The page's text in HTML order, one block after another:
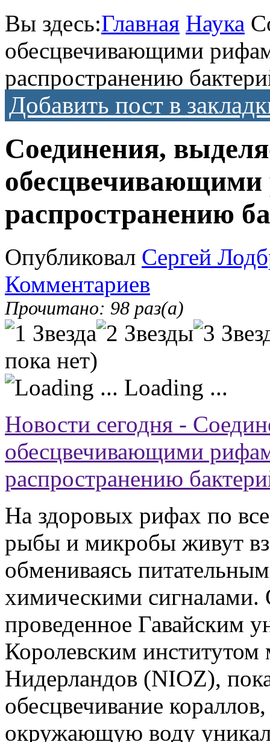
Вы здесь:Главная Наука
обесцвечивающими
распространению
Добавить пост в
Соединения,
обесцвечивающими
распространению
Опубликовал Сергей
Комментариев
Прочитано: 98 раз(а)
пока нет)
Loading ...
Новости сегодня -
обесцвечивающими
распространению
На здоровых рифах по
рыбы и микробы живут
обмениваясь
химическими сигналами.
проведенное Гавайским
Королевским институтом
Нидерландов (NIOZ),
обесцвечивание
окружающую воду